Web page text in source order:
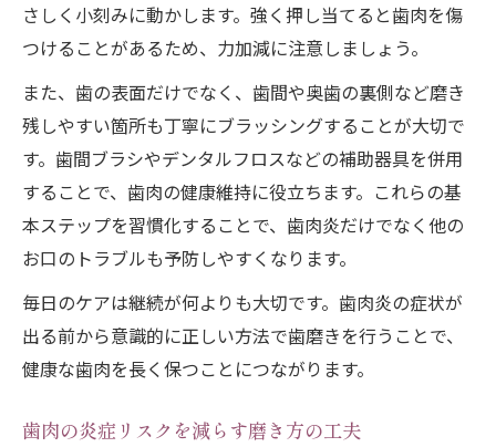
さしく小刻みに動かします。強く押し当てると歯肉を傷
つけることがあるため、力加減に注意しましょう。
また、歯の表面だけでなく、歯間や奥歯の裏側など磨き
残しやすい箇所も丁寧にブラッシングすることが大切で
す。歯間ブラシやデンタルフロスなどの補助器具を併用
することで、歯肉の健康維持に役立ちます。これらの基
本ステップを習慣化することで、歯肉炎だけでなく他の
お口のトラブルも予防しやすくなります。
毎日のケアは継続が何よりも大切です。歯肉炎の症状が
出る前から意識的に正しい方法で歯磨きを行うことで、
健康な歯肉を長く保つことにつながります。
歯肉の炎症リスクを減らす磨き方の工夫